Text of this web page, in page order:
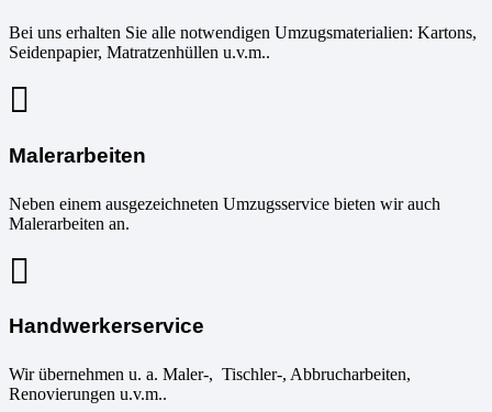
Bei uns erhalten Sie alle notwendigen Umzugsmaterialien: Kartons,
Seidenpapier, Matratzenhüllen u.v.m..
Malerarbeiten
Neben einem ausgezeichneten Umzugsservice bieten wir auch
Malerarbeiten an.
Handwerkerservice
Wir übernehmen u. a. Maler-, Tischler-, Abbrucharbeiten,
Renovierungen u.v.m..